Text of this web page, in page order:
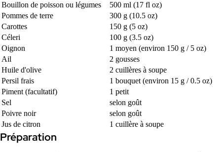
Bouillon de poisson ou légumes
500 ml (17 fl oz)
Pommes de terre
300 g (10.5 oz)
Carottes
150 g (5 oz)
Céleri
100 g (3.5 oz)
Oignon
1 moyen (environ 150 g / 5 oz)
Ail
2 gousses
Huile d'olive
2 cuillères à soupe
Persil frais
1 bouquet (environ 15 g / 0.5 oz)
Piment (facultatif)
1 petit
Sel
selon goût
Poivre noir
selon goût
Jus de citron
1 cuillère à soupe
Préparation